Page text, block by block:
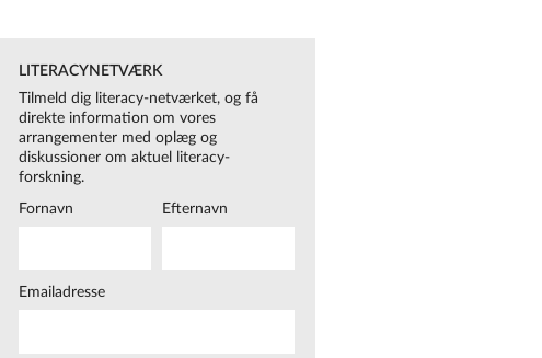
LITERACYNETVÆRK
Tilmeld dig literacy-netværket, og få
direkte information om vores
arrangementer med oplæg og
diskussioner om aktuel literacy-
forskning.
Fornavn Efternavn
Emailadresse